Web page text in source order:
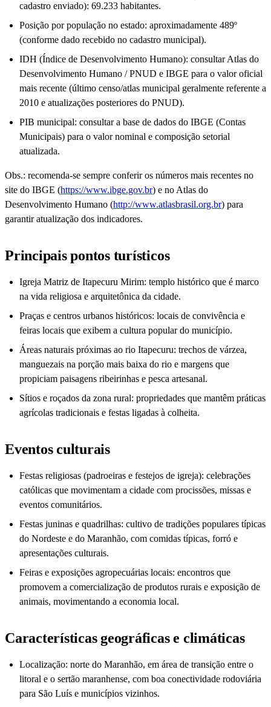
cadastro enviado): 69.233 habitantes.
Posição por população no estado: aproximadamente 489º
(conforme dado recebido no cadastro municipal).
IDH (Índice de Desenvolvimento Humano): consultar Atlas do
Desenvolvimento Humano / PNUD e IBGE para o valor oficial
mais recente (último censo/atlas municipal geralmente referente a
2010 e atualizações posteriores do PNUD).
PIB municipal: consultar a base de dados do IBGE (Contas
Municipais) para o valor nominal e composição setorial
atualizada.
Obs.: recomenda-se sempre conferir os números mais recentes no
site do IBGE (https://www.ibge.gov.br) e no Atlas do
Desenvolvimento Humano (http://www.atlasbrasil.org.br) para
garantir atualização dos indicadores.
Principais pontos turísticos
Igreja Matriz de Itapecuru Mirim: templo histórico que é marco
na vida religiosa e arquitetônica da cidade.
Praças e centros urbanos históricos: locais de convivência e
feiras locais que exibem a cultura popular do município.
Áreas naturais próximas ao rio Itapecuru: trechos de várzea,
manguezais na porção mais baixa do rio e margens que
propiciam paisagens ribeirinhas e pesca artesanal.
Sítios e roçados da zona rural: propriedades que mantêm práticas
agrícolas tradicionais e festas ligadas à colheita.
Eventos culturais
Festas religiosas (padroeiras e festejos de igreja): celebrações
católicas que movimentam a cidade com procissões, missas e
eventos comunitários.
Festas juninas e quadrilhas: cultivo de tradições populares típicas
do Nordeste e do Maranhão, com comidas típicas, forró e
apresentações culturais.
Feiras e exposições agropecuárias locais: encontros que
promovem a comercialização de produtos rurais e exposição de
animais, movimentando a economia local.
Características geográficas e climáticas
Localização: norte do Maranhão, em área de transição entre o
litoral e o sertão maranhense, com boa conectividade rodoviária
para São Luís e municípios vizinhos.